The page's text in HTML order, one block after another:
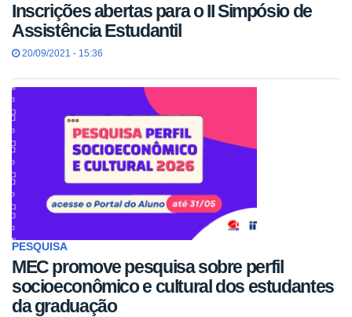
Inscrições abertas para o II Simpósio de
Assistência Estudantil
20/09/2021 - 15:36
PESQUISA
MEC promove pesquisa sobre perfil
socioeconômico e cultural dos estudantes
da graduação